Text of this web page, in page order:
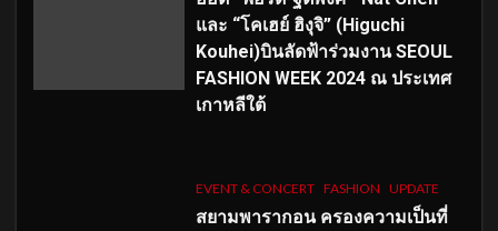
และ “โคเฮย์ ฮิงุจิ” (Higuchi
Kouhei)บินลัดฟ้าร่วมงาน SEOUL
FASHION WEEK 2024 ณ ประเทศ
เกาหลีใต้
EVENT & CONCERT FASHION UPDATE
สยามพารากอน ครองความเป็นที่